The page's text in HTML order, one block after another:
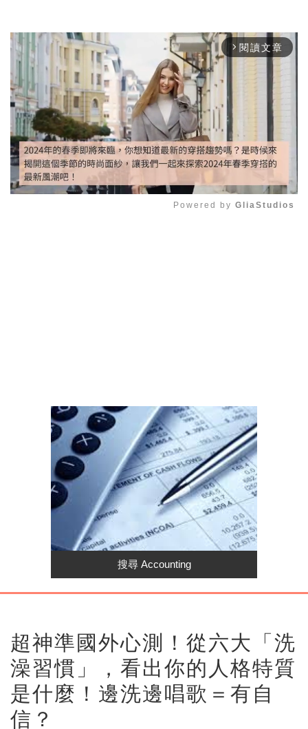
arrow_forward_ios 閱讀文章
Powered by GliaStudios
超神準國外心測！從六大「洗
澡習慣」，看出你的人格特質
是什麼！邊洗邊唱歌＝有自
信？